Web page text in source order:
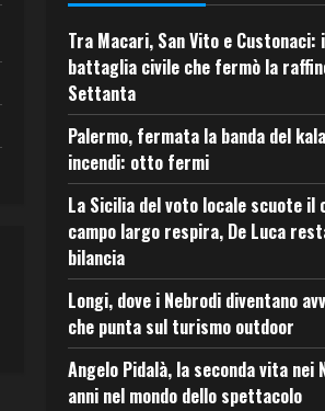
Tra Macari, San Vito e
battaglia civile che fermò la
Settanta
Palermo, fermata la banda del
incendi: otto fermi
La Sicilia del voto locale scuote
campo largo respira, De Luca
bilancia
Longi, dove i Nebrodi diventano
che punta sul turismo outdoor
Angelo Pidalà, la seconda vita nei
anni nel mondo dello spettacolo